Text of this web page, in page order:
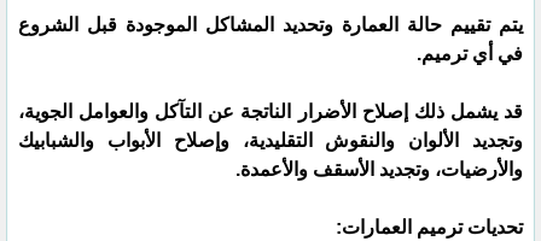
يتم تقييم حالة العمارة وتحديد المشاكل الموجودة قبل الشروع
في أي ترميم.
قد يشمل ذلك إصلاح الأضرار الناتجة عن التآكل والعوامل الجوية،
وتجديد الألوان والنقوش التقليدية، وإصلاح الأبواب والشبابيك
والأرضيات، وتجديد الأسقف والأعمدة.
تحديات ترميم العمارات: